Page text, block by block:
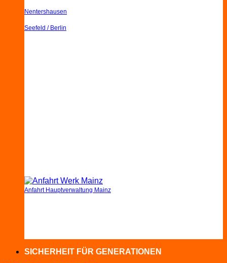
Nentershausen
Seefeld / Berlin
Anfahrt Hauptverwaltung Mainz
SICHERHEIT FÜR GENERATIONEN